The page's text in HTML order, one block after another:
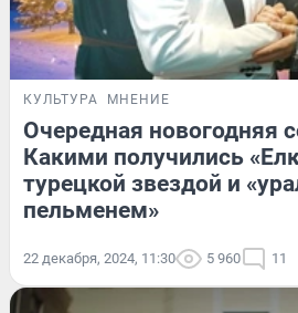
КУЛЬТУРА МНЕНИЕ
Очередная новогодняя
Какими получились
турецкой звездой и
пельменем»
22 декабря, 2024, 11:30 5 960 11